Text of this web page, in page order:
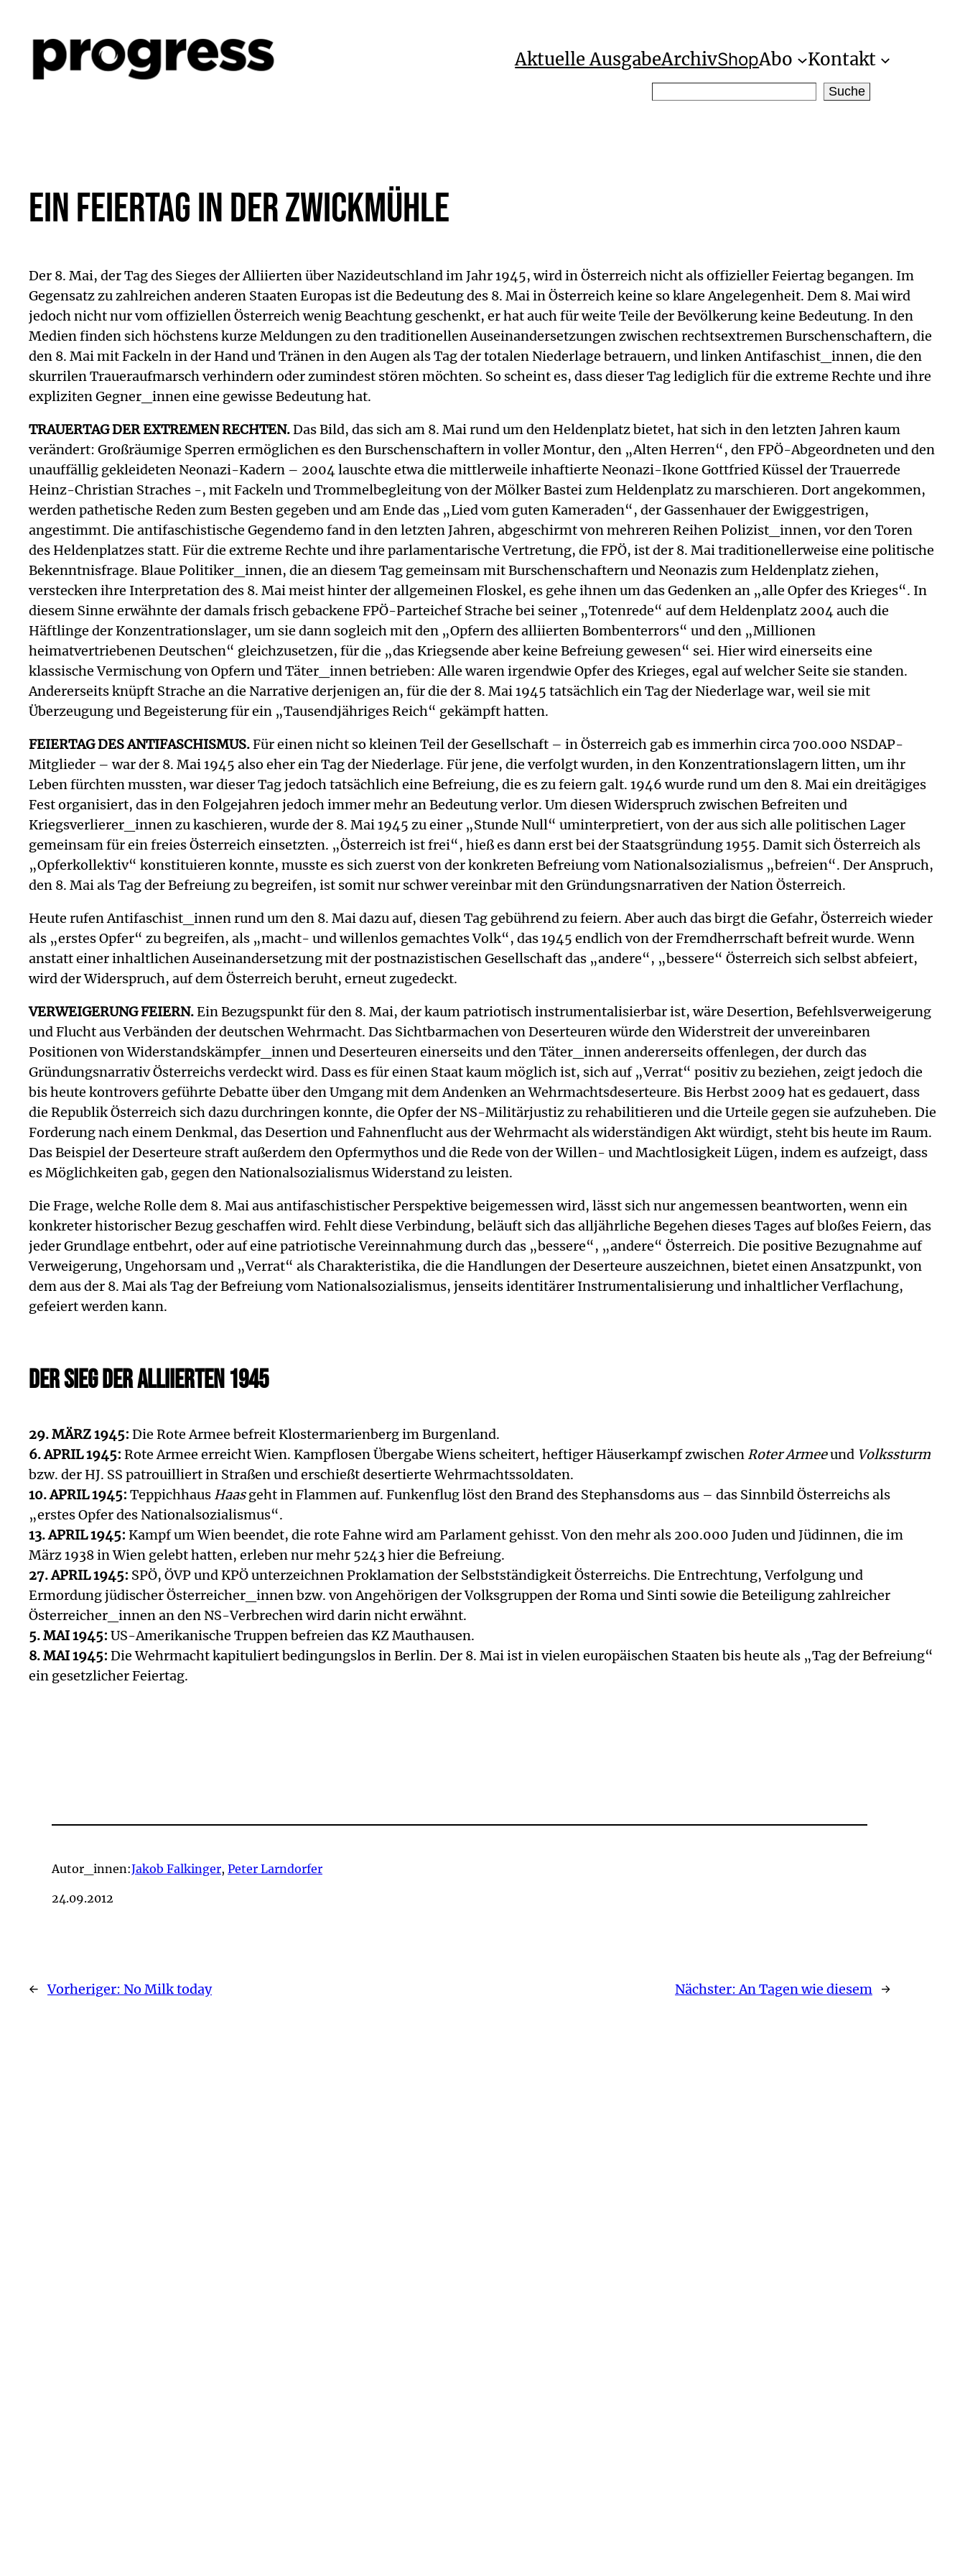
Inhalt
springen
Aktuelle AusgabeArchivShopAbo Kontakt
Suche
Ein Feiertag in der Zwickmühle
Der 8. Mai, der Tag des Sieges der Alliierten über Nazideutschland im Jahr 1945, wird in Österreich nicht als offizieller Feiertag begangen. Im
Gegensatz zu zahlreichen anderen Staaten Europas ist die Bedeutung des 8. Mai in Österreich keine so klare Angelegenheit. Dem 8. Mai wird
jedoch nicht nur vom offiziellen Österreich wenig Beachtung geschenkt, er hat auch für weite Teile der Bevölkerung keine Bedeutung. In den
Medien finden sich höchstens kurze Meldungen zu den traditionellen Auseinandersetzungen zwischen rechtsextremen Burschenschaftern, die
den 8. Mai mit Fackeln in der Hand und Tränen in den Augen als Tag der totalen Niederlage betrauern, und linken Antifaschist_innen, die den
skurrilen Traueraufmarsch verhindern oder zumindest stören möchten. So scheint es, dass dieser Tag lediglich für die extreme Rechte und ihre
expliziten Gegner_innen eine gewisse Bedeutung hat.
TRAUERTAG DER EXTREMEN RECHTEN.Das Bild, das sich am 8. Mai rund um den Heldenplatz bietet, hat sich in den letzten Jahren kaum
verändert: Großräumige Sperren ermöglichen es den Burschenschaftern in voller Montur, den „Alten Herren“, den FPÖ-Abgeordneten und den
unauffällig gekleideten Neonazi-Kadern – 2004 lauschte etwa die mittlerweile inhaftierte Neonazi-Ikone Gottfried Küssel der Trauerrede
Heinz-Christian Straches -, mit Fackeln und Trommelbegleitung von der Mölker Bastei zum Heldenplatz zu marschieren. Dort angekommen,
werden pathetische Reden zum Besten gegeben und am Ende das „Lied vom guten Kameraden“, der Gassenhauer der Ewiggestrigen,
angestimmt. Die antifaschistische Gegendemo fand in den letzten Jahren, abgeschirmt von mehreren Reihen Polizist_innen, vor den Toren
des Heldenplatzes statt. Für die extreme Rechte und ihre parlamentarische Vertretung, die FPÖ, ist der 8. Mai traditionellerweise eine politische
Bekenntnisfrage. Blaue Politiker_innen, die an diesem Tag gemeinsam mit Burschenschaftern und Neonazis zum Heldenplatz ziehen,
verstecken ihre Interpretation des 8. Mai meist hinter der allgemeinen Floskel, es gehe ihnen um das Gedenken an „alle Opfer des Krieges“. In
diesem Sinne erwähnte der damals frisch gebackene FPÖ-Parteichef Strache bei seiner „Totenrede“ auf dem Heldenplatz 2004 auch die
Häftlinge der Konzentrationslager, um sie dann sogleich mit den „Opfern des alliierten Bombenterrors“ und den „Millionen
heimatvertriebenen Deutschen“ gleichzusetzen, für die „das Kriegsende aber keine Befreiung gewesen“ sei. Hier wird einerseits eine
klassische Vermischung von Opfern und Täter_innen betrieben: Alle waren irgendwie Opfer des Krieges, egal auf welcher Seite sie standen.
Andererseits knüpft Strache an die Narrative derjenigen an, für die der 8. Mai 1945 tatsächlich ein Tag der Niederlage war, weil sie mit
Überzeugung und Begeisterung für ein „Tausendjähriges Reich“ gekämpft hatten.
FEIERTAG DES ANTIFASCHISMUS.Für einen nicht so kleinen Teil der Gesellschaft – in Österreich gab es immerhin circa 700.000 NSDAP-
Mitglieder – war der 8. Mai 1945 also eher ein Tag der Niederlage. Für jene, die verfolgt wurden, in den Konzentrationslagern litten, um ihr
Leben fürchten mussten, war dieser Tag jedoch tatsächlich eine Befreiung, die es zu feiern galt. 1946 wurde rund um den 8. Mai ein dreitägiges
Fest organisiert, das in den Folgejahren jedoch immer mehr an Bedeutung verlor. Um diesen Widerspruch zwischen Befreiten und
Kriegsverlierer_innen zu kaschieren, wurde der 8. Mai 1945 zu einer „Stunde Null“ uminterpretiert, von der aus sich alle politischen Lager
gemeinsam für ein freies Österreich einsetzten. „Österreich ist frei“, hieß es dann erst bei der Staatsgründung 1955. Damit sich Österreich als
„Opferkollektiv“ konstituieren konnte, musste es sich zuerst von der konkreten Befreiung vom Nationalsozialismus „befreien“. Der Anspruch,
den 8. Mai als Tag der Befreiung zu begreifen, ist somit nur schwer vereinbar mit den Gründungsnarrativen der Nation Österreich.
Heute rufen Antifaschist_innen rund um den 8. Mai dazu auf, diesen Tag gebührend zu feiern. Aber auch das birgt die Gefahr, Österreich wieder
als „erstes Opfer“ zu begreifen, als „macht- und willenlos gemachtes Volk“, das 1945 endlich von der Fremdherrschaft befreit wurde. Wenn
anstatt einer inhaltlichen Auseinandersetzung mit der postnazistischen Gesellschaft das „andere“, „bessere“ Österreich sich selbst abfeiert,
wird der Widerspruch, auf dem Österreich beruht, erneut zugedeckt.
VERWEIGERUNG FEIERN.Ein Bezugspunkt für den 8. Mai, der kaum patriotisch instrumentalisierbar ist, wäre Desertion, Befehlsverweigerung
und Flucht aus Verbänden der deutschen Wehrmacht. Das Sichtbarmachen von Deserteuren würde den Widerstreit der unvereinbaren
Positionen von Widerstandskämpfer_innen und Deserteuren einerseits und den Täter_innen andererseits offenlegen, der durch das
Gründungsnarrativ Österreichs verdeckt wird. Dass es für einen Staat kaum möglich ist, sich auf „Verrat“ positiv zu beziehen, zeigt jedoch die
bis heute kontrovers geführte Debatte über den Umgang mit dem Andenken an Wehrmachtsdeserteure. Bis Herbst 2009 hat es gedauert, dass
die Republik Österreich sich dazu durchringen konnte, die Opfer der NS-Militärjustiz zu rehabilitieren und die Urteile gegen sie aufzuheben. Die
Forderung nach einem Denkmal, das Desertion und Fahnenflucht aus der Wehrmacht als widerständigen Akt würdigt, steht bis heute im Raum.
Das Beispiel der Deserteure straft außerdem den Opfermythos und die Rede von der Willen- und Machtlosigkeit Lügen, indem es aufzeigt, dass
es Möglichkeiten gab, gegen den Nationalsozialismus Widerstand zu leisten.
Die Frage, welche Rolle dem 8. Mai aus antifaschistischer Perspektive beigemessen wird, lässt sich nur angemessen beantworten, wenn ein
konkreter historischer Bezug geschaffen wird. Fehlt diese Verbindung, beläuft sich das alljährliche Begehen dieses Tages auf bloßes Feiern, das
jeder Grundlage entbehrt, oder auf eine patriotische Vereinnahmung durch das „bessere“, „andere“ Österreich. Die positive Bezugnahme auf
Verweigerung, Ungehorsam und „Verrat“ als Charakteristika, die die Handlungen der Deserteure auszeichnen, bietet einen Ansatzpunkt, von
dem aus der 8. Mai als Tag der Befreiung vom Nationalsozialismus, jenseits identitärer Instrumentalisierung und inhaltlicher Verflachung,
gefeiert werden kann.
DER SIEG DER ALLIIERTEN 1945
29. MÄRZ 1945: Die Rote Armee befreit Klostermarienberg im Burgenland.
6. APRIL 1945: Rote Armee erreicht Wien. Kampflosen Übergabe Wiens scheitert, heftiger Häuserkampf zwischen Roter Armeeund Volkssturm
bzw. der HJ. SS patrouilliert in Straßen und erschießt desertierte Wehrmachtssoldaten.
10. APRIL 1945: Teppichhaus Haasgeht in Flammen auf. Funkenflug löst den Brand des Stephansdoms aus – das Sinnbild Österreichs als
„erstes Opfer des Nationalsozialismus“.
13. APRIL 1945: Kampf um Wien beendet, die rote Fahne wird am Parlament gehisst. Von den mehr als 200.000 Juden und Jüdinnen, die im
März 1938 in Wien gelebt hatten, erleben nur mehr 5243 hier die Befreiung.
27. APRIL 1945: SPÖ, ÖVP und KPÖ unterzeichnen Proklamation der Selbstständigkeit Österreichs. Die Entrechtung, Verfolgung und
Ermordung jüdischer Österreicher_innen bzw. von Angehörigen der Volksgruppen der Roma und Sinti sowie die Beteiligung zahlreicher
Österreicher_innen an den NS-Verbrechen wird darin nicht erwähnt.
5. MAI 1945: US-Amerikanische Truppen befreien das KZ Mauthausen.
8. MAI 1945: Die Wehrmacht kapituliert bedingungslos in Berlin. Der 8. Mai ist in vielen europäischen Staaten bis heute als „Tag der Befreiung“
ein gesetzlicher Feiertag.
Autor_innen:Jakob Falkinger, Peter Larndorfer
24.09.2012
← Vorheriger: No Milk today Nächster: An Tagen wie diesem →